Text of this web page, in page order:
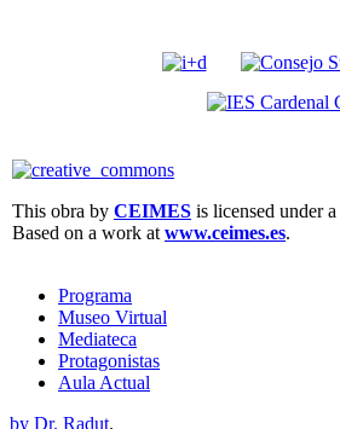
This obra by CEIMES is licensed under a
Based on a work at www.ceimes.es.
Programa
Museo Virtual
Mediateca
Protagonistas
Aula Actual
by Dr. Radut.